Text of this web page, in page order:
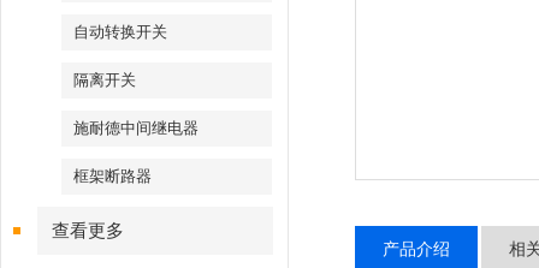
自动转换开关
隔离开关
施耐德中间继电器
框架断路器
查看更多
产品介绍 相